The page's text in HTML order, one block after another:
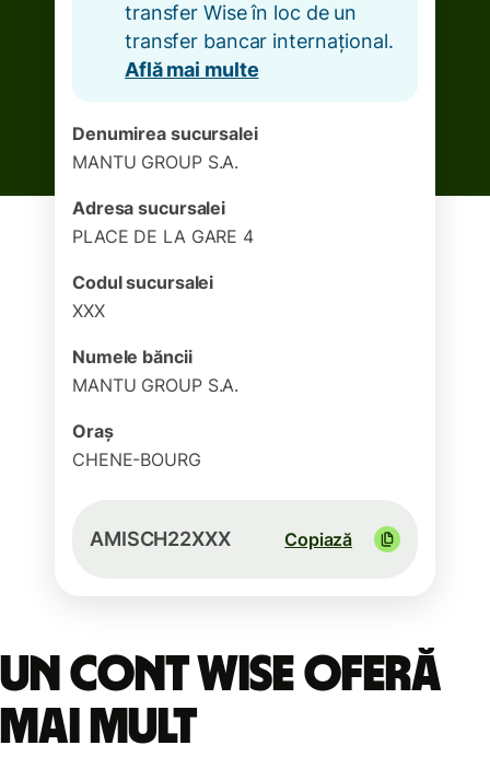
transfer Wise în loc de un
transfer bancar internațional.
Află mai multe
Denumirea sucursalei
MANTU GROUP S.A.
Adresa sucursalei
PLACE DE LA GARE 4
Codul sucursalei
XXX
Numele băncii
MANTU GROUP S.A.
Oraș
CHENE-BOURG
AMISCH22XXX Copiază
Un cont Wise oferă
mai mult